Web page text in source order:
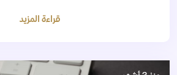
قراءة المزيد